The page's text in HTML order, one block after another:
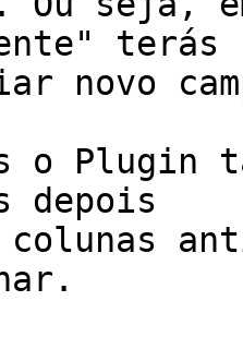
terás
novo
o Plugin
depois